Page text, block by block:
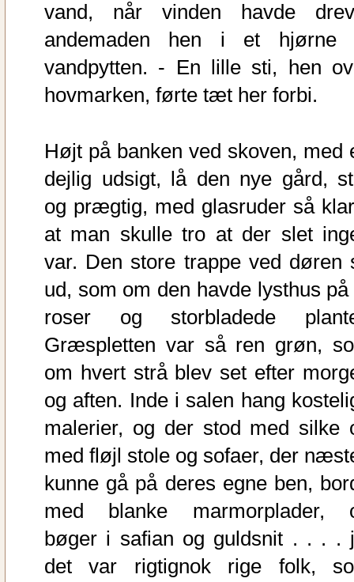
vand, når vinden havde
andemaden hen i et hjørne
vandpytten. - En lille sti, hen
hovmarken, førte tæt her forbi.
Højt på banken ved skoven, med
dejlig udsigt, lå den nye gård,
og prægtig, med glasruder så
at man skulle tro at der slet
var. Den store trappe ved døren
ud, som om den havde lysthus på
roser og storbladede
Græspletten var så ren grøn,
om hvert strå blev set efter
og aften. Inde i salen hang
malerier, og der stod med silke
med fløjl stole og sofaer, der
kunne gå på deres egne ben,
med blanke marmorplader,
bøger i safian og guldsnit . . . .
det var rigtignok rige folk,